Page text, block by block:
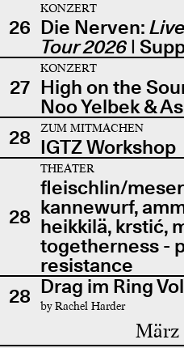
26
KONZERT
Die Nerven:
Tour 2026|
27
KONZERT
High on the
Noo Yelbek &
28
ZUM MITMACHEN
IGTZ Workshop
28
THEATER
fleischlin/
kannewurf,
heikkilä, krstić,
togetherness -
resistance
28 Drag im Ring
by Rachel Harder
März